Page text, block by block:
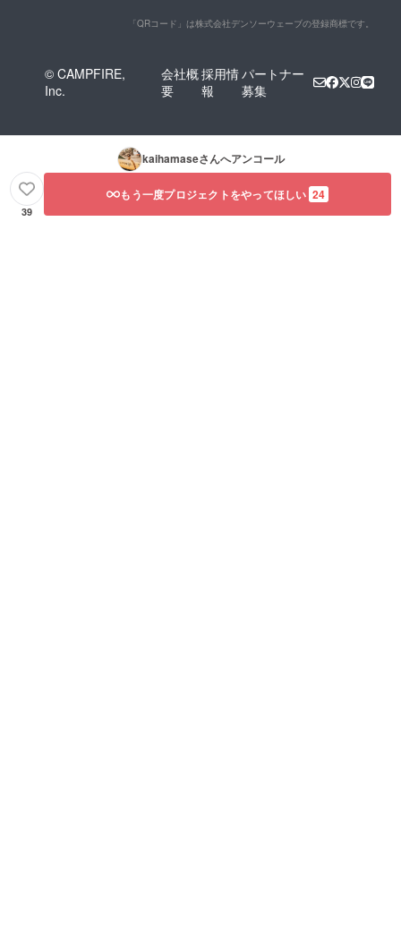
「QRコード」は株式会社デンソーウェーブの登録商標です。
© CAMPFIRE,
Inc.
会社概
要
採用情
報
パートナー
募集
kaihamaseさんへアンコール
39
もう一度プロジェクトをやってほしい 24